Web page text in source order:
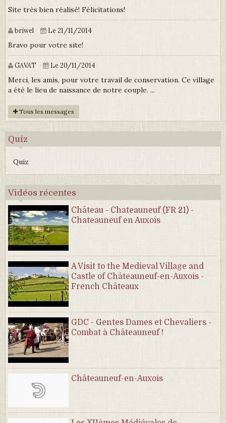
Site très bien réalisé! Félicitations!
briwel Le 21/11/2014
Bravo pour votre site!
GAVAT Le 20/11/2014
Merci, les amis, pour votre travail de conservation. Ce village
a été le lieu de naissance de notre couple. ...
Tous les messages
Quiz
Quiz
Vidéos récentes
Château - Chateauneuf (FR 21) -
Chateauneuf en Auxois
A Visit to the Medieval Village and
Castle of Châteauneuf-en-Auxois -
French Châteaux
GDC - Gentes Dames et Chevaliers -
Combat à Châteauneuf !
Châteauneuf-en-Auxois